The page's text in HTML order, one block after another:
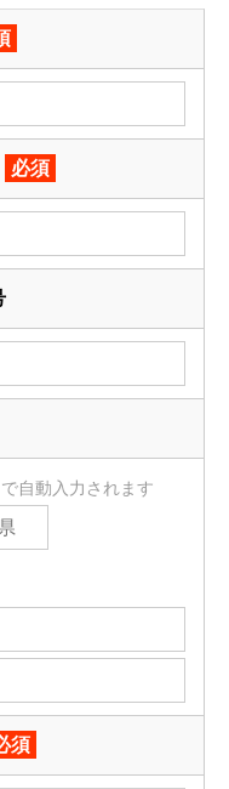
必須
自動入力されます
須